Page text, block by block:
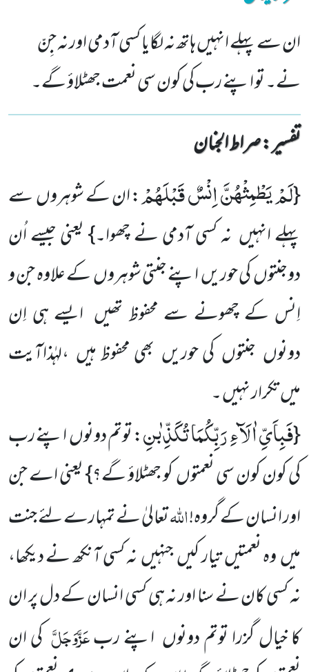
ان سے پہلے انہیں ہاتھ نہ لگایا کسی آدمی اور نہ جِنّ
نے۔ تو اپنے رب کی کون سی نعمت جھٹلاؤ گے۔
تفسیر : ‎صراط الجنان
{لَمْ یَطْمِثْهُنَّ اِنْسٌ قَبْلَهُمْ: ان کے شوہروں سے
پہلے انہیں نہ کسی آدمی نے چھوا۔} یعنی جیسے اُن
دوجنتوں کی حوریں اپنے جنتی شوہروں کے علاوہ جن و
اِنس کے چھونے سے محفوظ تھیں ایسے ہی اِن
دونوں جنتوں کی حوریں بھی محفوظ ہیں ،لہٰذاآیت
میں تکرار نہیں ۔
{فَبِاَیِّ اٰلَآءِ رَبِّكُمَا تُكَذِّبٰنِ: توتم دونوں اپنے رب
کی کون کون سی نعمتوں کو جھٹلاؤ گے؟} یعنی اے جن
اور انسان کے گروہ!اللہتعالیٰ نے تمہارے لئے جنت
میں وہ نعمتیں تیار کیں جنہیں نہ کسی آنکھ نے دیکھا،
نہ کسی کان نے سنا اور نہ ہی کسی انسان کے دل پر ان
کا خیال گزرا توتم دونوں اپنے ربعَزَّوَجَلَّ کی ان